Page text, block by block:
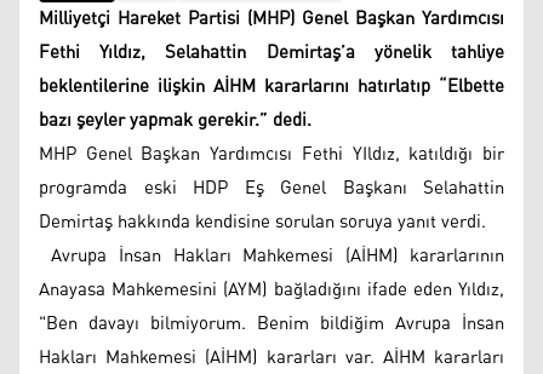
Milliyetçi Hareket Partisi (MHP) Genel Başkan Yardımcısı
Fethi Yıldız, Selahattin Demirtaş’a yönelik tahliye
beklentilerine ilişkin AİHM kararlarını hatırlatıp “Elbette
bazı şeyler yapmak gerekir.” dedi.
MHP Genel Başkan Yardımcısı Fethi YIldız, katıldığı bir
programda eski HDP Eş Genel Başkanı Selahattin
Demirtaş hakkında kendisine sorulan soruya yanıt verdi.
Avrupa İnsan Hakları Mahkemesi (AİHM) kararlarının
Anayasa Mahkemesini (AYM) bağladığını ifade eden Yıldız,
"Ben davayı bilmiyorum. Benim bildiğim Avrupa İnsan
Hakları Mahkemesi (AİHM) kararları var. AİHM kararları